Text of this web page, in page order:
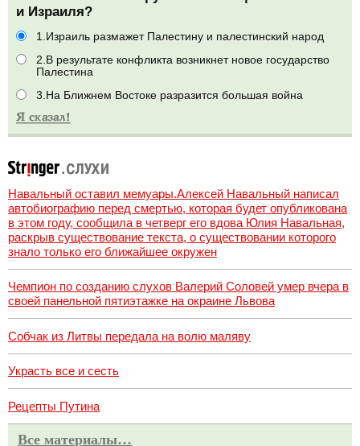
и Израиля?
1.Израиль размажет Палестину и палестинский народ
2.В результате конфликта возникнет новое государство
Палестина
3.На Ближнем Востоке разразится большая война
Навальный оставил мемуары.Алексей Навальный написал
автобиографию перед смертью, которая будет опубликована
в этом году, сообщила в четверг его вдова Юлия Навальная,
раскрыв существование текста, о существовании которого
знало только его ближайшее окружен
Чемпион по созданию слухов Валерий Соловей умер вчера в
своей панельной пятиэтажке на окраине Львова
Собчак из Литвы передала на волю маляву
Украсть все и сесть
Рецепты Путина
Все материалы…